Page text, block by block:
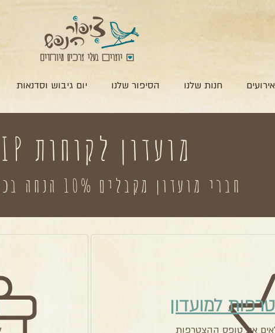
חנות שלנו הסיפור שלנו יום גיבוש וסדנאות
מועדון לקוחות VIP
חברי מועדון מקבלים 10% הנחה בכל רכישה
למועדון
אתטופס ההצטרפות